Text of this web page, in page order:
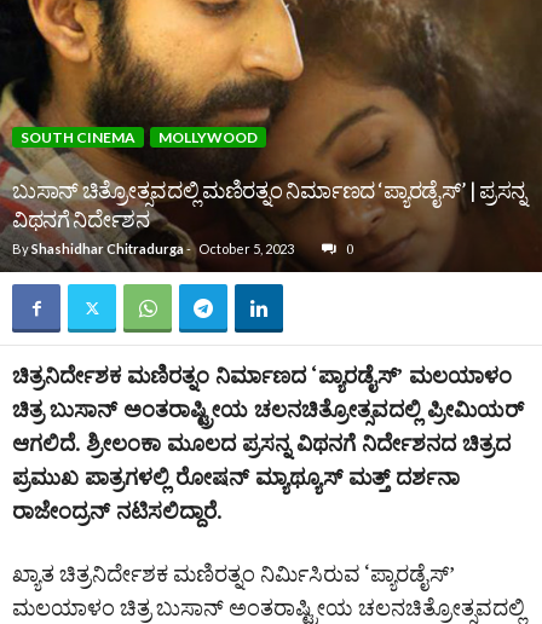
SOUTH CINEMA MOLLYWOOD
ಬುಸಾನ್ ಚಿತ್ರೋತ್ಸವದಲ್ಲಿ ಮಣಿರತ್ನಂ ನಿರ್ಮಾಣದ ‘ಪ್ಯಾರಡೈಸ್’ | ಪ್ರಸನ್ನ
ವಿಥನಗೆ ನಿರ್ದೇಶನ
ByShashidhar Chitradurga- October 5, 2023 0
ಚಿತ್ರನಿರ್ದೇಶಕ ಮಣಿರತ್ನಂ ನಿರ್ಮಾಣದ ‘ಪ್ಯಾರಡೈಸ್’ ಮಲಯಾಳಂ
ಚಿತ್ರ ಬುಸಾನ್ ಅಂತರಾಷ್ಟ್ರೀಯ ಚಲನಚಿತ್ರೋತ್ಸವದಲ್ಲಿ ಪ್ರೀಮಿಯರ್‌
ಆಗಲಿದೆ. ಶ್ರೀಲಂಕಾ ಮೂಲದ ಪ್ರಸನ್ನ ವಿಥನಗೆ ನಿರ್ದೇಶನದ ಚಿತ್ರದ
ಪ್ರಮುಖ ಪಾತ್ರಗಳಲ್ಲಿ ರೋಷನ್‌ ಮ್ಯಾಥ್ಯೂಸ್‌ ಮತ್ತ್ ದರ್ಶನಾ
ರಾಜೇಂದ್ರನ್‌ ನಟಿಸಲಿದ್ದಾರೆ.
ಖ್ಯಾತ ಚಿತ್ರನಿರ್ದೇಶಕ ಮಣಿರತ್ನಂ ನಿರ್ಮಿಸಿರುವ ‘ಪ್ಯಾರಡೈಸ್’
ಮಲಯಾಳಂ ಚಿತ್ರ ಬುಸಾನ್ ಅಂತರಾಷ್ಟ್ರೀಯ ಚಲನಚಿತ್ರೋತ್ಸವದಲ್ಲಿ